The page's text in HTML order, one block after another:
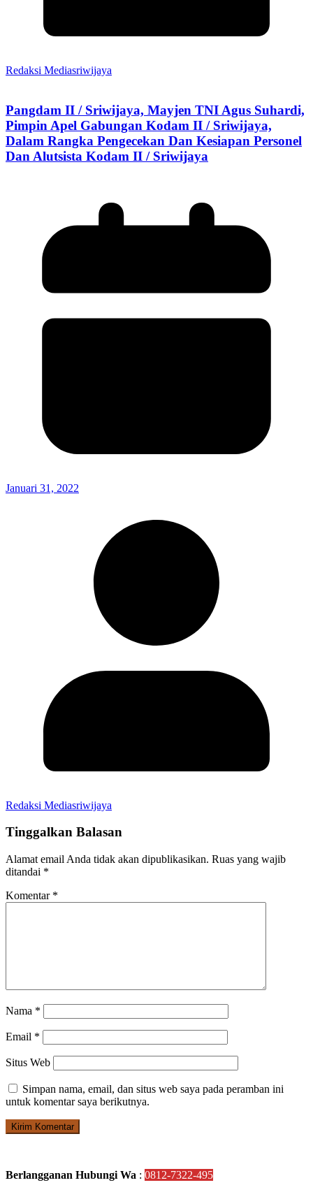
Redaksi Mediasriwijaya
Pangdam II / Sriwijaya, Mayjen TNI Agus Suhardi,
Pimpin Apel Gabungan Kodam II / Sriwijaya,
Dalam Rangka Pengecekan Dan Kesiapan Personel
Dan Alutsista Kodam II / Sriwijaya
Januari 31, 2022
Redaksi Mediasriwijaya
Tinggalkan Balasan
Alamat email Anda tidak akan dipublikasikan. Ruas yang wajib
ditandai *
Komentar *
Nama *
Email *
Situs Web
Simpan nama, email, dan situs web saya pada peramban ini
untuk komentar saya berikutnya.
Berlangganan Hubungi Wa : 0812-7322-495